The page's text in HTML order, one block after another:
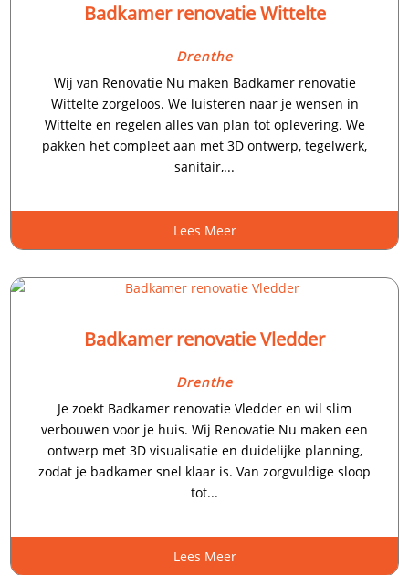
Badkamer renovatie Wittelte
Drenthe
Wij van Renovatie Nu maken Badkamer renovatie
Wittelte zorgeloos. We luisteren naar je wensen in
Wittelte en regelen alles van plan tot oplevering. We
pakken het compleet aan met 3D ontwerp, tegelwerk,
sanitair,...
Lees Meer
Badkamer renovatie Vledder
Drenthe
Je zoekt Badkamer renovatie Vledder en wil slim
verbouwen voor je huis. Wij Renovatie Nu maken een
ontwerp met 3D visualisatie en duidelijke planning,
zodat je badkamer snel klaar is. Van zorgvuldige sloop
tot...
Lees Meer